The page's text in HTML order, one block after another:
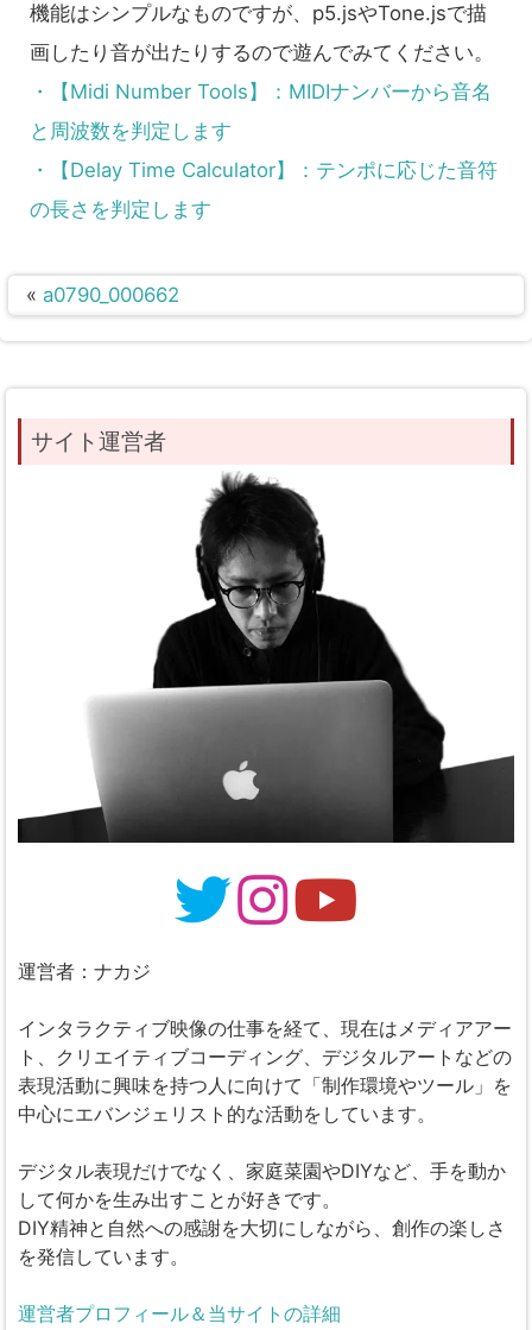
機能はシンプルなものですが、p5.jsやTone.jsで描
画したり音が出たりするので遊んでみてください。
・【Midi Number Tools】：MIDIナンバーから音名
と周波数を判定します
・【Delay Time Calculator】：テンポに応じた音符
の長さを判定します
« a0790_000662
サイト運営者
運営者：ナカジ
インタラクティブ映像の仕事を経て、現在はメディアアー
ト、クリエイティブコーディング、デジタルアートなどの
表現活動に興味を持つ人に向けて「制作環境やツール」を
中心にエバンジェリスト的な活動をしています。
デジタル表現だけでなく、家庭菜園やDIYなど、手を動か
して何かを生み出すことが好きです。
DIY精神と自然への感謝を大切にしながら、創作の楽しさ
を発信しています。
運営者プロフィール＆当サイトの詳細